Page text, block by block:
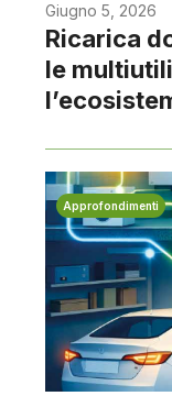
Giugno 5, 2026
Ricarica
le
Approfondimenti